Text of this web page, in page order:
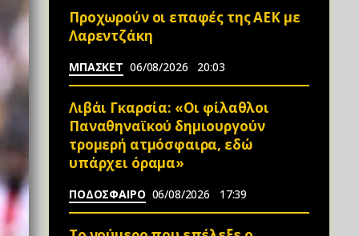
Προχωρούν οι επαφές της ΑΕΚ με
Λαρεντζάκη
ΜΠΑΣΚΕΤ 06/08/2026 20:03
Λιβάι Γκαρσία: «Οι φίλαθλοι
Παναθηναϊκού δημιουργούν
τρομερή ατμόσφαιρα, εδώ
υπάρχει όραμα»
ΠΟΔΟΣΦΑΙΡΟ 06/08/2026 17:39